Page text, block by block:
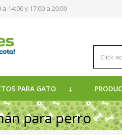
a 14:00 y 17:00 a 20:00
PARA GATO
para perro